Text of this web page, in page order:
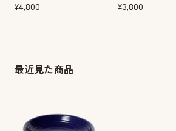
¥4,800
¥3,800
最近見た商品